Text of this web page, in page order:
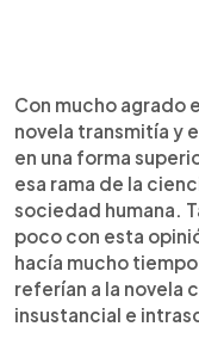
Con mucho agrado
novela transmitía y
en una forma
esa rama de la
sociedad humana.
poco con esta
hacía mucho
referían a la novela
insustancial e